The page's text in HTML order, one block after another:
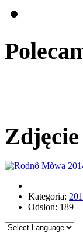
Kategoria:
Odsłon: 189